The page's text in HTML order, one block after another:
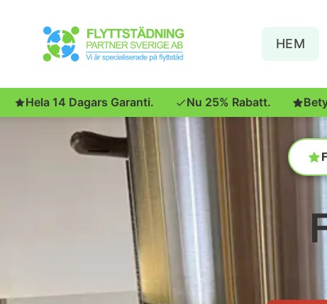
HEM
Hela 14 Dagars Garanti. Nu 25% Rabatt.